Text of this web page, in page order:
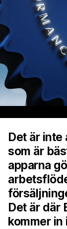
Det är inte
som är
apparna
Det är där
kommer in